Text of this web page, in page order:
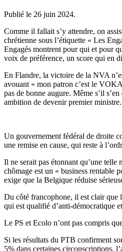
Publié le 26 juin 2024.
Comme il fallait s’y attendre, on
chrétienne sous l’étiquette « Les
Engagés montrent pour qui et pour
voix de préférence, un score qui en
En Flandre, la victoire de la NVA
avouant « mon patron c’est le
pas de bonne augure. Même s’il
ambition de devenir premier
Un gouvernement fédéral de droite
une remise en cause, qui reste à
Il ne serait pas étonnant qu’une
chômage est un « business rentable
exige que la Belgique réduise
Du côté francophone, il est clair que
qui est qualifié d’anti-démocratique
Le PS et Ecolo n’ont pas compris
Si les résultats du PTB confirment
5% dans certaines circonscriptions,